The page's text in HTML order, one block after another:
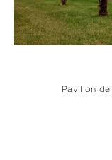
Pavillon